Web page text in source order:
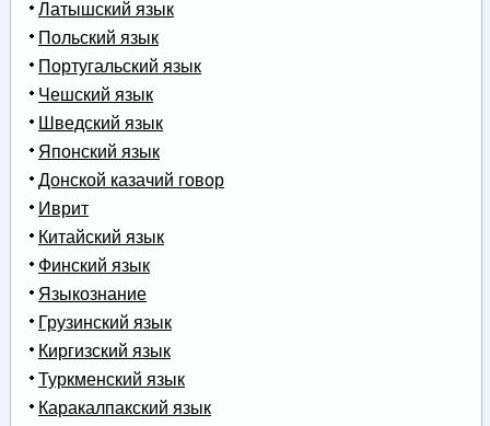
Латышский язык
Польский язык
Португальский язык
Чешский язык
Шведский язык
Японский язык
Донской казачий говор
Иврит
Китайский язык
Финский язык
Языкознание
Грузинский язык
Киргизский язык
Туркменский язык
Каракалпакский язык